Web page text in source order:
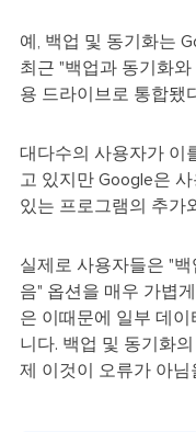
예, 백업 및 동기화는
최근 "백업과 동기화
용 드라이브로 통합됐
대다수의 사용자가 이
고 있지만 Google은
있는 프로그램의 추가
실제로 사용자들은 "
음" 옵션을 매우 가볍
은 이때문에 일부 데
니다. 백업 및 동기화
제 이것이 오류가 아님